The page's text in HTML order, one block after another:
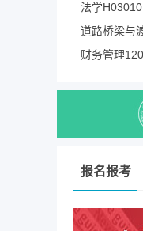
法学
道路桥梁与
财务管理
1+X 社会工
农林经济
计算机科学
小学教育
报名报考